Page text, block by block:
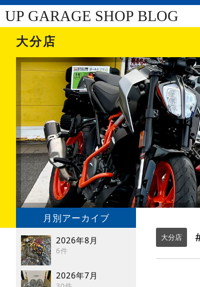
UP GARAGE SHOP BLOG
大分店
月別アーカイブ
2026年8月
6件
2026年7月
大分店